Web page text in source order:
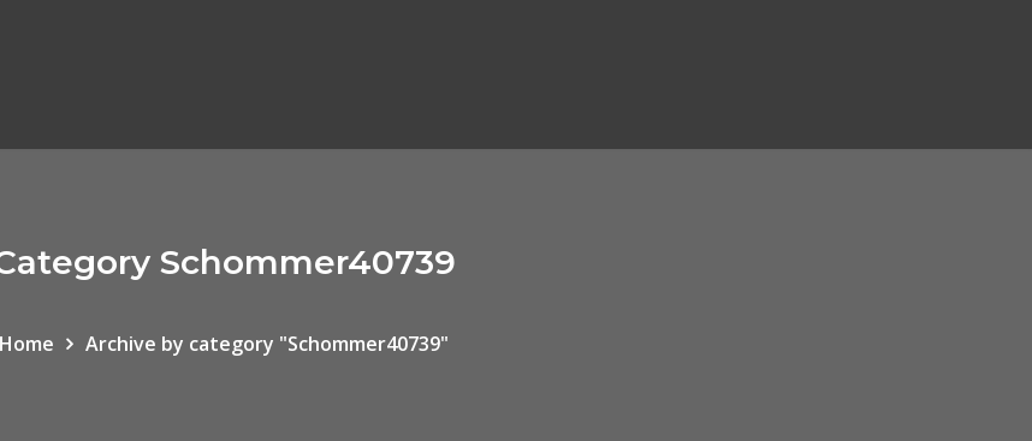
Schommer40739
Home Archive by category "Schommer40739"